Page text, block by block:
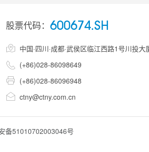
股票代码： 600674.SH
 中国·四川·成都·武侯区临江西路1号川投大
 (+86)028-86098649
 (+86)028-86096948
 ctny@ctny.com.cn
备51010702003046号